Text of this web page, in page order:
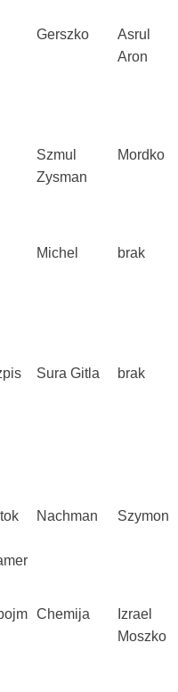
Gerszko
Asrul
Aron
Szmul
Zysman
Mordko
Michel brak
Sura Gitla brak
Nachman Szymon
Chemija
Izrael
Moszko